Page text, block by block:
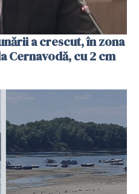
a crescut, în zona
Cernavodă, cu 2 cm